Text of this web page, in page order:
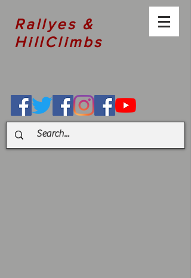
Rallyes &
HillClimbs